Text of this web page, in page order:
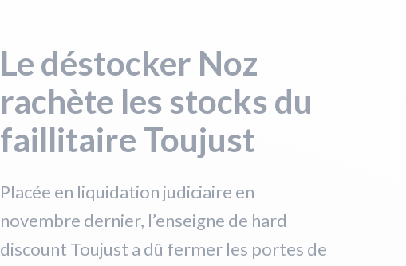
Le déstocker Noz
rachète les stocks du
faillitaire Toujust
Placée en liquidation judiciaire en
novembre dernier, l’enseigne de hard
discount Toujust a dû fermer les portes de